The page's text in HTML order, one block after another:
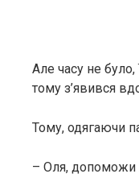
Але часу не було,
тому з’явився
Тому, одягаючи
– Оля, допоможи